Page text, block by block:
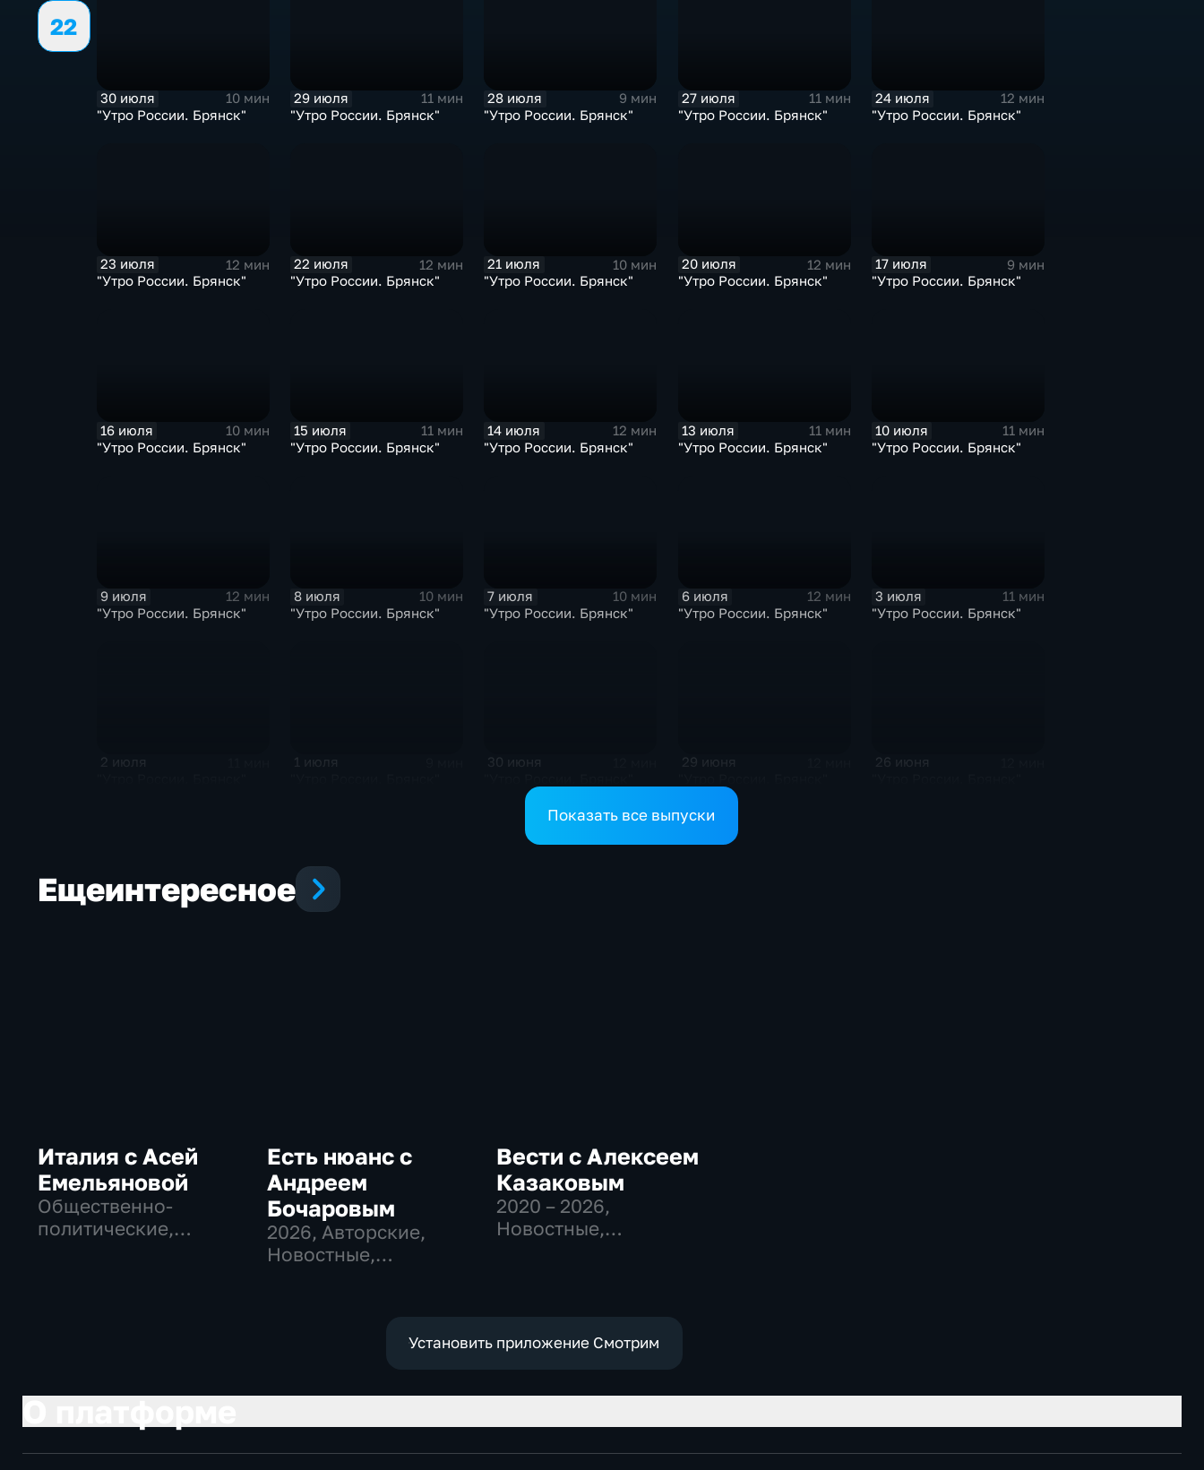
22
30 июля
10 мин
"Утро России. Брянск"
29 июля
11 мин
"Утро России. Брянск"
28 июля
9 мин
"Утро России. Брянск"
27 июля
11 мин
"Утро России. Брянск"
24 июля
12 мин
"Утро России. Брянск"
23 июля
12 мин
"Утро России. Брянск"
22 июля
12 мин
"Утро России. Брянск"
21 июля
10 мин
"Утро России. Брянск"
20 июля
12 мин
"Утро России. Брянск"
17 июля
9 мин
"Утро России. Брянск"
16 июля
10 мин
"Утро России. Брянск"
15 июля
11 мин
"Утро России. Брянск"
14 июля
12 мин
"Утро России. Брянск"
13 июля
11 мин
"Утро России. Брянск"
10 июля
11 мин
"Утро России. Брянск"
9 июля
12 мин
"Утро России. Брянск"
8 июля
10 мин
"Утро России. Брянск"
7 июля
10 мин
"Утро России. Брянск"
6 июля
12 мин
"Утро России. Брянск"
3 июля
11 мин
"Утро России. Брянск"
2 июля 1 июля 30 июня 29 июня 26 июня
Показать все выпуски
Ещеинтересное
Италия с Асей
Емельяновой
Общественно-
политические,
Есть нюанс с
Андреем
Бочаровым
2026, Авторские,
Новостные,
Вести с Алексеем
Казаковым
2020 – 2026,
Новостные,
Установить приложение Смотрим